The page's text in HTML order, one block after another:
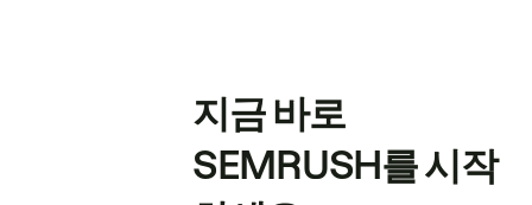
지금 바로
SEMRUSH를 시작